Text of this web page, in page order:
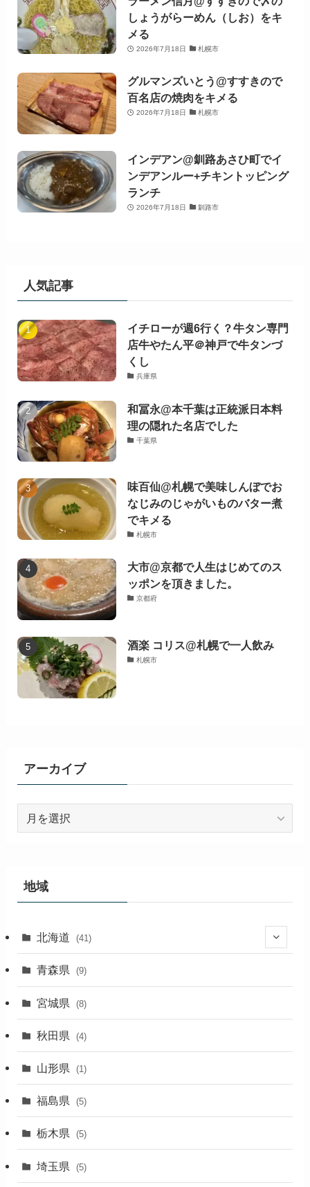
しょうがらーめん（しお）をキ
メる
2026年7月18日 札幌市
グルマンズいとう@すすきので
百名店の焼肉をキメる
2026年7月18日 札幌市
インデアン@釧路あさひ町でイ
ンデアンルー+チキントッピング
ランチ
2026年7月18日 釧路市
人気記事
イチローが週6行く？牛タン専門
店牛やたん平＠神戸で牛タンづ
くし
兵庫県
和冨永@本千葉は正統派日本料
理の隠れた名店でした
千葉県
味百仙@札幌で美味しんぼでお
なじみのじゃがいものバター煮
でキメる
札幌市
大市@京都で人生はじめてのス
ッポンを頂きました。
京都府
酒楽 コリス@札幌で一人飲み
札幌市
アーカイブ
ブ
地域
北海道 (41)
(27)
(2)
(1)
(1)
(1)
青森県 (9)
宮城県 (8)
秋田県 (4)
山形県 (1)
福島県 (5)
栃木県 (5)
埼玉県 (5)